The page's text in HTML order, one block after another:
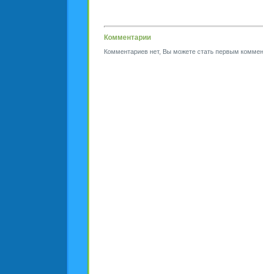
Комментарии
Комментариев нет, Вы можете стать первым